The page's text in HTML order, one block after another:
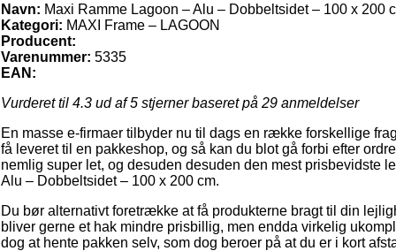
Navn: Maxi Ramme Lagoon – Alu – Dobbeltsidet – 100 x 200
Kategori: MAXI Frame – LAGOON
Producent:
Varenummer: 5335
EAN:
Vurderet til 4.3 ud af 5 stjerner baseret på 29 anmeldelser
En masse e-firmaer tilbyder nu til dags en række forskellige
få leveret til en pakkeshop, og så kan du blot gå forbi efter
nemlig super let, og desuden desuden den mest prisbevidste
Alu – Dobbeltsidet – 100 x 200 cm.
Du bør alternativt foretrække at få produkterne bragt til din
bliver gerne et hak mindre prisbillig, men endda virkelig
dog at hente pakken selv, som dog beroer på at du er i kort